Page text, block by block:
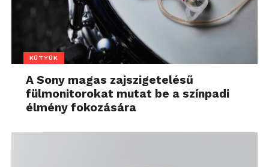
KÜTYÜK
A Sony magas zajszigetelésű
fülmonitorokat mutat be a színpadi
élmény fokozására